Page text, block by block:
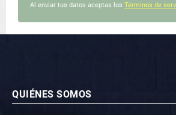
Al enviar tus datos aceptas los Términos de
QUIÉNES SOMOS